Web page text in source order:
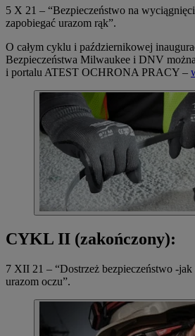
5 X 21 – “Bezpieczeństwo na
zapobiegać urazom rąk”.
O całym cyklu i październikowej
Bezpieczeństwa Milwaukee i DNV
i portalu ATEST OCHRONA PRACY –
CYKL II (zakończony):
7 XII 21 – “Dostrzeż bezpieczeństwo -jak
urazom oczu”.